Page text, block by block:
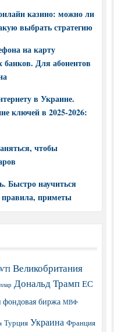
казино: можно ли
выбрать стратегию
на карту
Для абонентов
в Украине.
ключей в 2025-2026:
чтобы
Быстро научиться
правила, приметы
Великобритания
Дональд Трамп ЕС
фондовая биржа МВФ
Турция Украина Франция